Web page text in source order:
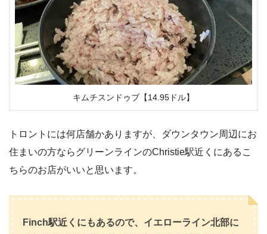
キムチスンドゥブ【14.95ドル】
トロントには何店舗かありますが、ダウンタウン周辺にお
住まいの方ならグリーンラインのChristie駅近くにあるこ
ちらのお店がいいと思います。
Finch駅近くにもあるので、イエローライン北部に